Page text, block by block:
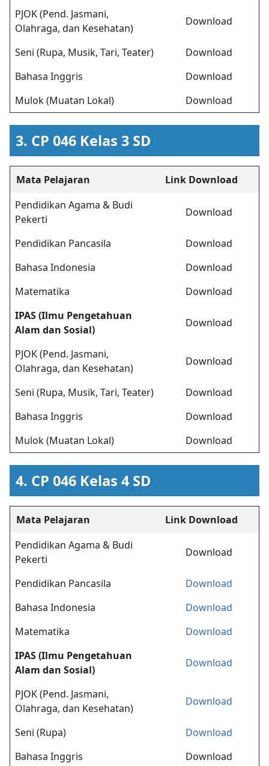
PJOK (Pend. Jasmani,
Olahraga, dan Kesehatan)
Download
Seni (Rupa, Musik, Tari, Teater)
Download
Bahasa Inggris
Download
Mulok (Muatan Lokal)
Download
3. CP 046 Kelas 3 SD
Mata Pelajaran
Link Download
Pendidikan Agama & Budi
Pekerti
Download
Pendidikan Pancasila
Download
Bahasa Indonesia
Download
Matematika
Download
IPAS (Ilmu Pengetahuan
Alam dan Sosial)
Download
PJOK (Pend. Jasmani,
Olahraga, dan Kesehatan)
Download
Seni (Rupa, Musik, Tari, Teater)
Download
Bahasa Inggris
Download
Mulok (Muatan Lokal)
Download
4. CP 046 Kelas 4 SD
Mata Pelajaran
Link Download
Pendidikan Agama & Budi
Pekerti
Download
Pendidikan Pancasila
Download
Bahasa Indonesia
Download
Matematika
Download
IPAS (Ilmu Pengetahuan
Alam dan Sosial)
Download
PJOK (Pend. Jasmani,
Olahraga, dan Kesehatan)
Download
Seni (Rupa)
Download
Bahasa Inggris
Download